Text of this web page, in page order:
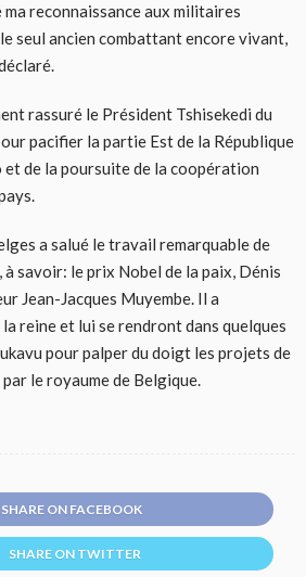
reconnaissance aux militaires
seul ancien combattant encore vivant,
rassuré le Président Tshisekedi du
pacifier la partie Est de la République
de la poursuite de la coopération
a salué le travail remarquable de
à savoir: le prix Nobel de la paix, Dénis
Jean-Jacques Muyembe. Il a
reine et lui se rendront dans quelques
pour palper du doigt les projets de
le royaume de Belgique.
SHARE ON FACEBOOK
SHARE ON TWITTER